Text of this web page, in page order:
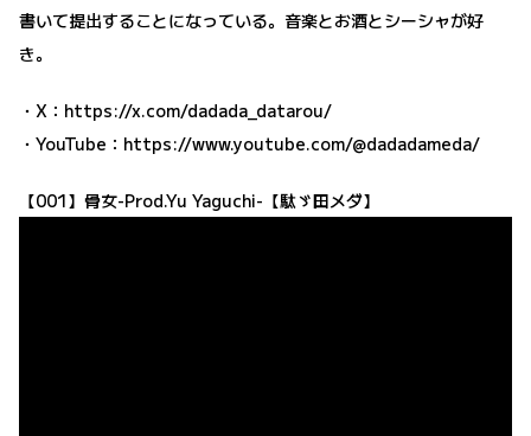
書いて提出することになっている。音楽とお酒とシーシャが好
き。
・X： https://x.com/dadada_datarou/
・YouTube： https://www.youtube.com/@dadadameda/
【001】骨女-Prod.Yu Yaguchi-【駄ゞ田メダ】